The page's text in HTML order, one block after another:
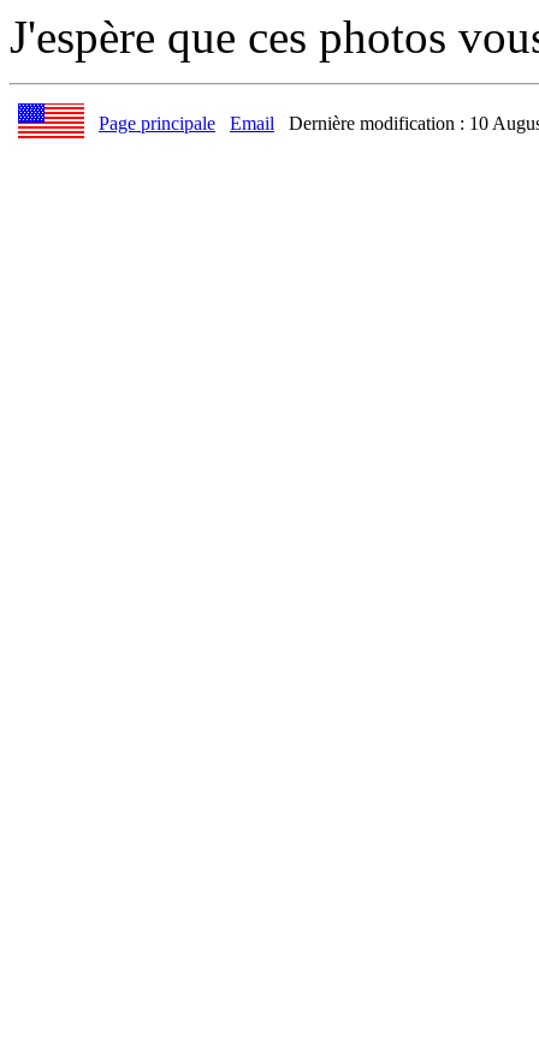
J'espère que ces photos
Page principale Email Dernière modification : 10